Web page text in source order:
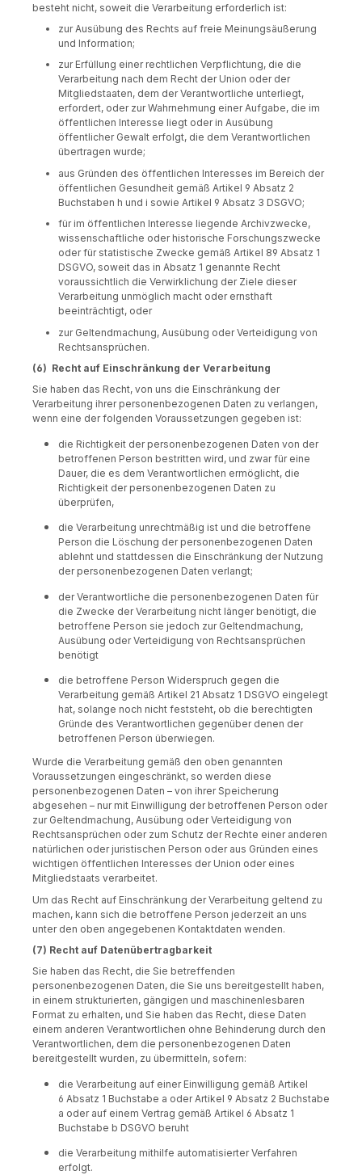
besteht nicht, soweit die Verarbeitung erforderlich ist:
zur Ausübung des Rechts auf freie Meinungsäußerung
und Information;
zur Erfüllung einer rechtlichen Verpflichtung, die die
Verarbeitung nach dem Recht der Union oder der
Mitgliedstaaten, dem der Verantwortliche unterliegt,
erfordert, oder zur Wahrnehmung einer Aufgabe, die im
öffentlichen Interesse liegt oder in Ausübung
öffentlicher Gewalt erfolgt, die dem Verantwortlichen
übertragen wurde;
aus Gründen des öffentlichen Interesses im Bereich der
öffentlichen Gesundheit gemäß Artikel 9 Absatz 2
Buchstaben h und i sowie Artikel 9 Absatz 3 DSGVO;
für im öffentlichen Interesse liegende Archivzwecke,
wissenschaftliche oder historische Forschungszwecke
oder für statistische Zwecke gemäß Artikel 89 Absatz 1
DSGVO, soweit das in Absatz 1 genannte Recht
voraussichtlich die Verwirklichung der Ziele dieser
Verarbeitung unmöglich macht oder ernsthaft
beeinträchtigt, oder
zur Geltendmachung, Ausübung oder Verteidigung von
Rechtsansprüchen.
(6) Recht auf Einschränkung der Verarbeitung
Sie haben das Recht, von uns die Einschränkung der
Verarbeitung ihrer personenbezogenen Daten zu verlangen,
wenn eine der folgenden Voraussetzungen gegeben ist:
die Richtigkeit der personenbezogenen Daten von der
betroffenen Person bestritten wird, und zwar für eine
Dauer, die es dem Verantwortlichen ermöglicht, die
Richtigkeit der personenbezogenen Daten zu
überprüfen,
die Verarbeitung unrechtmäßig ist und die betroffene
Person die Löschung der personenbezogenen Daten
ablehnt und stattdessen die Einschränkung der Nutzung
der personenbezogenen Daten verlangt;
der Verantwortliche die personenbezogenen Daten für
die Zwecke der Verarbeitung nicht länger benötigt, die
betroffene Person sie jedoch zur Geltendmachung,
Ausübung oder Verteidigung von Rechtsansprüchen
benötigt
die betroffene Person Widerspruch gegen die
Verarbeitung gemäß Artikel 21 Absatz 1 DSGVO eingelegt
hat, solange noch nicht feststeht, ob die berechtigten
Gründe des Verantwortlichen gegenüber denen der
betroffenen Person überwiegen.
Wurde die Verarbeitung gemäß den oben genannten
Voraussetzungen eingeschränkt, so werden diese
personenbezogenen Daten – von ihrer Speicherung
abgesehen – nur mit Einwilligung der betroffenen Person oder
zur Geltendmachung, Ausübung oder Verteidigung von
Rechtsansprüchen oder zum Schutz der Rechte einer anderen
natürlichen oder juristischen Person oder aus Gründen eines
wichtigen öffentlichen Interesses der Union oder eines
Mitgliedstaats verarbeitet.
Um das Recht auf Einschränkung der Verarbeitung geltend zu
machen, kann sich die betroffene Person jederzeit an uns
unter den oben angegebenen Kontaktdaten wenden.
(7) Recht auf Datenübertragbarkeit
Sie haben das Recht, die Sie betreffenden
personenbezogenen Daten, die Sie uns bereitgestellt haben,
in einem strukturierten, gängigen und maschinenlesbaren
Format zu erhalten, und Sie haben das Recht, diese Daten
einem anderen Verantwortlichen ohne Behinderung durch den
Verantwortlichen, dem die personenbezogenen Daten
bereitgestellt wurden, zu übermitteln, sofern:
die Verarbeitung auf einer Einwilligung gemäß Artikel
6 Absatz 1 Buchstabe a oder Artikel 9 Absatz 2 Buchstabe
a oder auf einem Vertrag gemäß Artikel 6 Absatz 1
Buchstabe b DSGVO beruht
die Verarbeitung mithilfe automatisierter Verfahren
erfolgt.